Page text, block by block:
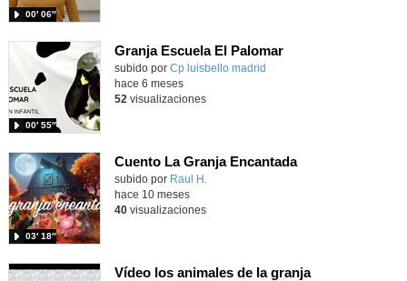
00′ 06″
Granja Escuela El Palomar
Contenido educativo.
subido por Cp luisbello madrid
00′ 55″
hace 6 meses
52 visualizaciones
Cuento La Granja Encantada
Contenido educativo.
subido por Raul H.
03′ 18″
hace 10 meses
40visualizaciones
Vídeo los animales de la granja